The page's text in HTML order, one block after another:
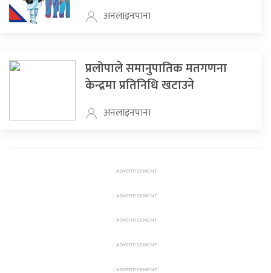
अनलाइनपाना
प्रलोपाले समानुपातिक मतगणना
केन्द्रमा प्रतिनिधि खटाउने
अनलाइनपाना